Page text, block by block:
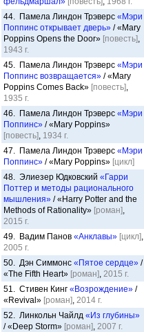
44. Памела Линдон Трэверс «Мэри
Поппинс открывает дверь» / «Mary
Poppins Opens the Door» [повесть],
1943 г.
45. Памела Линдон Трэверс «Мэри
Поппинс возвращается» / «Mary
Poppins Comes Back» [повесть],
1935 г.
46. Памела Линдон Трэверс «Мэри
Поппинс» / «Mary Poppins»
[повесть], 1934 г.
47. Памела Линдон Трэверс «Мэри
Поппинс» / «Mary Poppins» [цикл]
48. Элиезер Юдковский «Гарри
Поттер и методы рационального
мышления» / «Harry Potter and the
Methods of Rationality» [роман],
2015 г.
49. Вадим Панов «Анклавы» [цикл],
2005 г.
50. Дэн Симмонс «Пятое сердце» /
«The Fifth Heart» [роман], 2015 г.
51. Стивен Кинг «Возрождение» /
«Revival» [роман], 2014 г.
52. Линкольн Чайлд «Из глубины»
/ «Deep Storm» [роман], 2007 г.